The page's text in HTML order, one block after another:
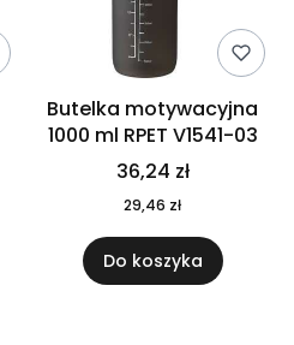
Butelka motywacyjna
1000 ml RPET V1541-03
36,24 zł
29,46 zł
Do koszyka